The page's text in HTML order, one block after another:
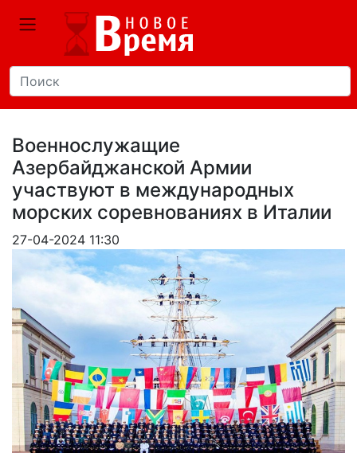
Военнослужащие
Азербайджанской Армии
участвуют в международных
морских соревнованиях в Италии
27-04-2024 11:30